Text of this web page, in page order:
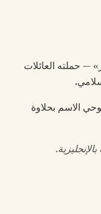
— حملته العائلات
الاسم بحلاوة